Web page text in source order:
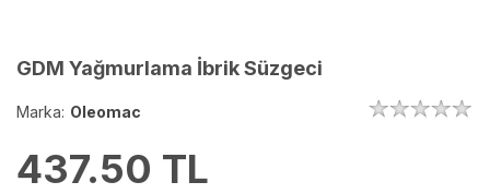
GDM Yağmurlama İbrik Süzgeci
Marka: Oleomac
437.50 TL